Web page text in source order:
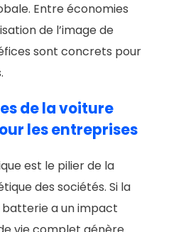
Entre économies
de l’image de
sont concrets pour
de la voiture
les entreprises
est le pilier de la
des sociétés. Si la
a un impact